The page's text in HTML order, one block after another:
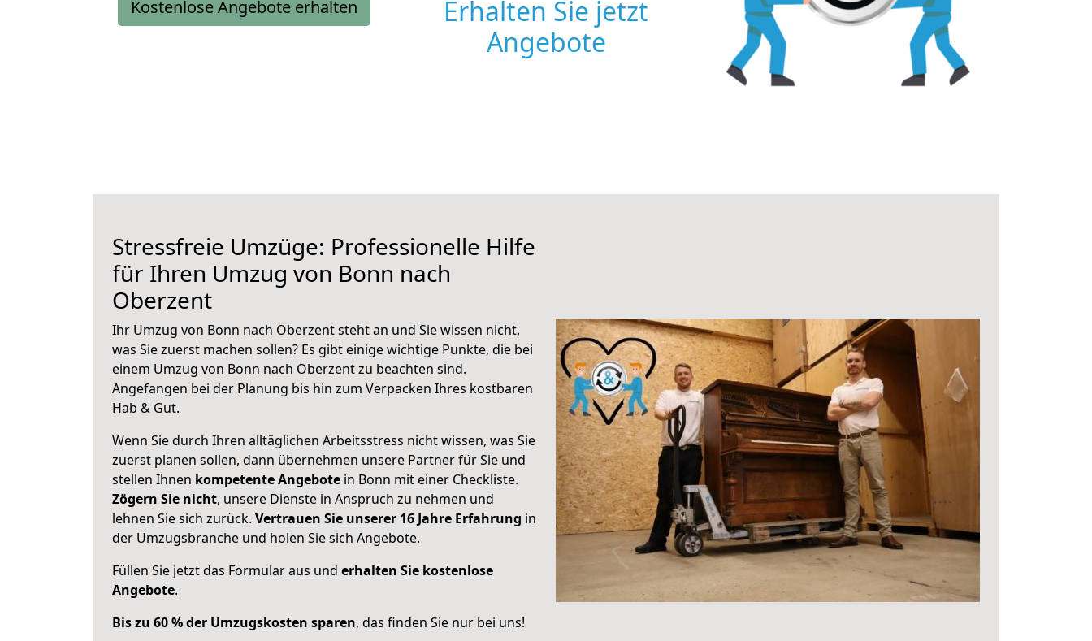
Kostenlose Angebote erhalten
Erhalten Sie jetzt
Angebote
Stressfreie Umzüge: Professionelle Hilfe
für Ihren Umzug von Bonn nach
Oberzent
Ihr Umzug von Bonn nach Oberzent steht an und Sie wissen nicht,
was Sie zuerst machen sollen? Es gibt einige wichtige Punkte, die bei
einem Umzug von Bonn nach Oberzent zu beachten sind.
Angefangen bei der Planung bis hin zum Verpacken Ihres kostbaren
Hab & Gut.
Wenn Sie durch Ihren alltäglichen Arbeitsstress nicht wissen, was Sie
zuerst planen sollen, dann übernehmen unsere Partner für Sie und
stellen Ihnen kompetente Angebote in Bonn mit einer Checkliste.
Zögern Sie nicht, unsere Dienste in Anspruch zu nehmen und
lehnen Sie sich zurück. Vertrauen Sie unserer 16 Jahre Erfahrung in
der Umzugsbranche und holen Sie sich Angebote.
Füllen Sie jetzt das Formular aus und erhalten Sie kostenlose
Angebote.
Bis zu 60 % der Umzugskosten sparen, das finden Sie nur bei uns!